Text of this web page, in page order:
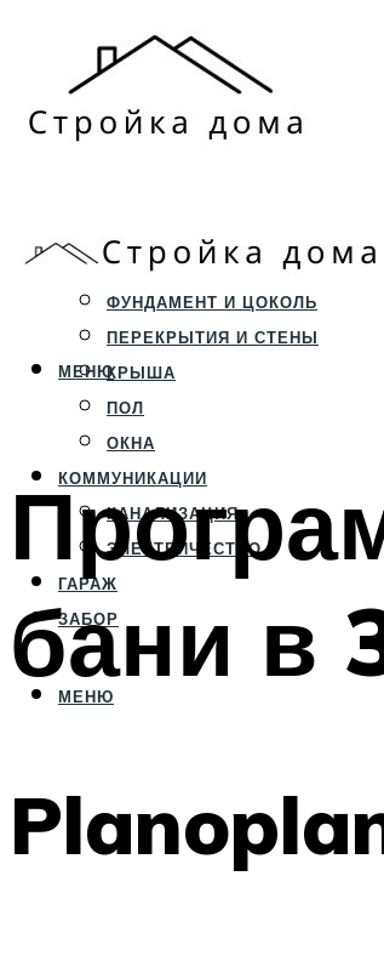
СТРОИТЕЛЬСТВО
ФУНДАМЕНТ И ЦОКОЛЬ
ПЕРЕКРЫТИЯ И СТЕНЫ
КРЫША
ПОЛ
ОКНА
КОММУНИКАЦИИ
КАНАЛИЗАЦИЯ
ЭЛЕКТРИЧЕСТВО
ГАРАЖ
ЗАБОР
МЕНЮ
МЕНЮ
бани в